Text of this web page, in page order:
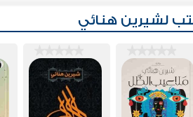
لشيرين هنائي